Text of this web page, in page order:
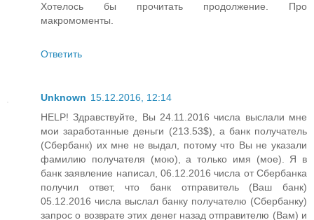
Хотелось бы прочитать продолжение. Про
макромоменты.
Ответить
Unknown 15.12.2016, 12:14
HELP! Здравствуйте, Вы 24.11.2016 числа выслали мне
мои заработанные деньги (213.53$), а банк получатель
(Сбербанк) их мне не выдал, потому что Вы не указали
фамилию получателя (мою), а только имя (мое). Я в
банк заявление написал, 06.12.2016 числа от Сбербанка
получил ответ, что банк отправитель (Ваш банк)
05.12.2016 числа выслал банку получателю (Сбербанку)
запрос о возврате этих денег назад отправителю (Вам) и